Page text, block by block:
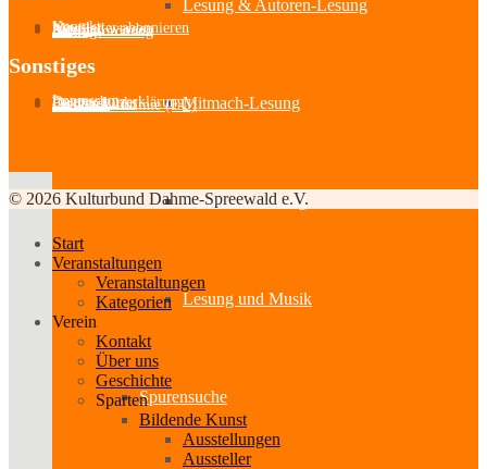
Lesung & Autoren-Lesung
Mitmach-Lesung
Szenische Lesung
Lesung und Musik
Spurensuche
Kontakt
Newsletter abonnieren
Mitglied werden
Satzung
Beitragsordnung
Sonstiges
Impressum
Datenschutzerklärung
Partner-Links
Feedback
Cookie-Richtlinie (EU)
© 2026 Kulturbund Dahme-Spreewald e.V.
Start
Veranstaltungen
Veranstaltungen
Kategorien
Verein
Kontakt
Über uns
Geschichte
Sparten
Bildende Kunst
Ausstellungen
Aussteller